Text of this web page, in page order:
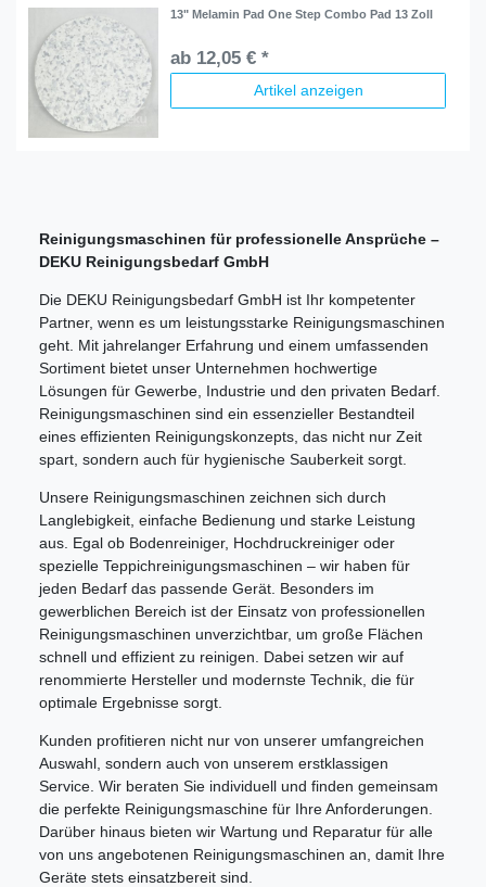
13" Melamin Pad One Step Combo Pad 13 Zoll
ab 12,05 € *
Artikel anzeigen
Reinigungsmaschinen für professionelle Ansprüche –
DEKU Reinigungsbedarf GmbH
Die DEKU Reinigungsbedarf GmbH ist Ihr kompetenter
Partner, wenn es um leistungsstarke Reinigungsmaschinen
geht. Mit jahrelanger Erfahrung und einem umfassenden
Sortiment bietet unser Unternehmen hochwertige
Lösungen für Gewerbe, Industrie und den privaten Bedarf.
Reinigungsmaschinen sind ein essenzieller Bestandteil
eines effizienten Reinigungskonzepts, das nicht nur Zeit
spart, sondern auch für hygienische Sauberkeit sorgt.
Unsere Reinigungsmaschinen zeichnen sich durch
Langlebigkeit, einfache Bedienung und starke Leistung
aus. Egal ob Bodenreiniger, Hochdruckreiniger oder
spezielle Teppichreinigungsmaschinen – wir haben für
jeden Bedarf das passende Gerät. Besonders im
gewerblichen Bereich ist der Einsatz von professionellen
Reinigungsmaschinen unverzichtbar, um große Flächen
schnell und effizient zu reinigen. Dabei setzen wir auf
renommierte Hersteller und modernste Technik, die für
optimale Ergebnisse sorgt.
Kunden profitieren nicht nur von unserer umfangreichen
Auswahl, sondern auch von unserem erstklassigen
Service. Wir beraten Sie individuell und finden gemeinsam
die perfekte Reinigungsmaschine für Ihre Anforderungen.
Darüber hinaus bieten wir Wartung und Reparatur für alle
von uns angebotenen Reinigungsmaschinen an, damit Ihre
Geräte stets einsatzbereit sind.